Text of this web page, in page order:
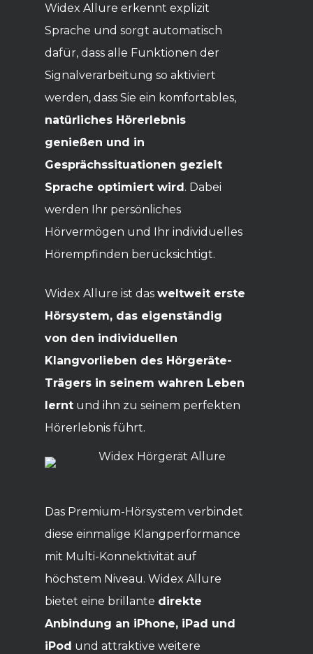
Widex Allure erkennt explizit
Sprache und sorgt automatisch
dafür, dass alle Funktionen der
Signalverarbeitung so aktiviert
werden, dass Sie ein komfortables,
natürliches Hörerlebnis
genießen und in
Gesprächssituationen gezielt
Sprache optimiert wird. Dabei
werden Ihr persönliches
Hörvermögen und Ihr individuelles
Hörempfinden berücksichtigt.
Widex Allure ist dasweltweit erste
Hörsystem, das eigenständig
von den individuellen
Klangvorlieben des Hörgeräte-
Trägers in seinem wahren Leben
lernt und ihn zu seinem perfekten
Hörerlebnis führt.
Das Premium-Hörsystem verbindet
diese einmalige Klangperformance
mit Multi-Konnektivität auf
höchstem Niveau. Widex Allure
bietet eine brillante direkte
Anbindung an iPhone, iPad und
iPod und attraktive weitere